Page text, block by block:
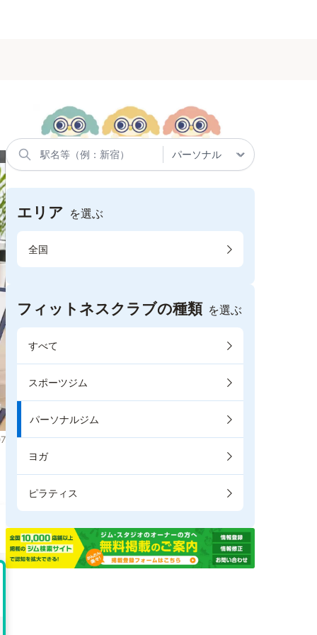
エリア を選ぶ
全国
フィットネスクラブの種類 を選ぶ
すべて
スポーツジム
パーソナルジム
ヨガ
ピラティス